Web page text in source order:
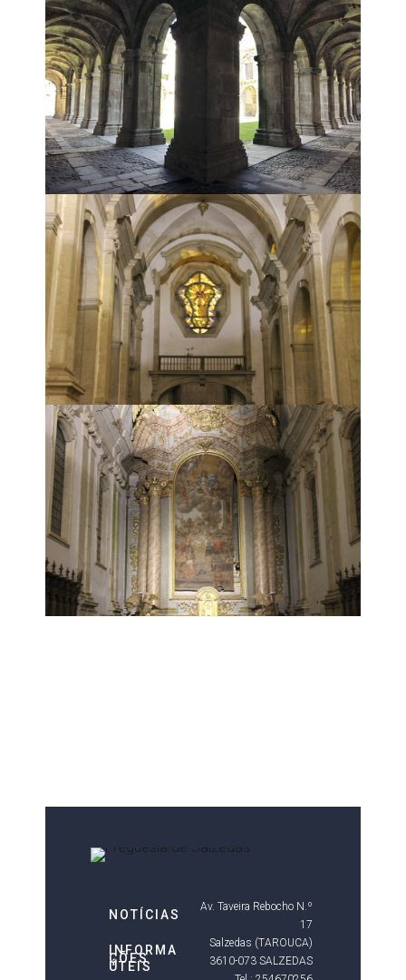
NOTÍCIAS
INFORMA
ÇÕES
ÚTEIS
Av. Taveira Rebocho N.º
17
Salzedas (TAROUCA)
3610-073 SALZEDAS